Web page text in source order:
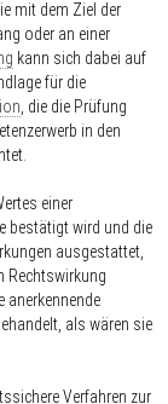
mit dem Ziel der
oder an einer
kann sich dabei auf
für die
, die die Prüfung
in den
einer
bestätigt wird und die
ausgestattet,
Rechtswirkung
anerkennende
als wären sie
Verfahren zur